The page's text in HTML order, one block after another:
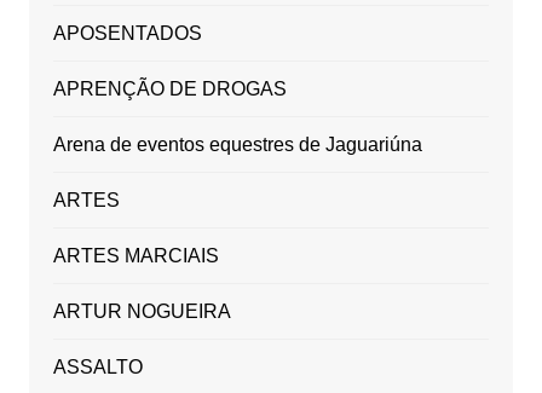
APOSENTADOS
APRENÇÃO DE DROGAS
Arena de eventos equestres de Jaguariúna
ARTES
ARTES MARCIAIS
ARTUR NOGUEIRA
ASSALTO